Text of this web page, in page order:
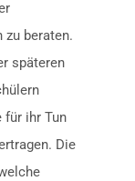
beraten.
späteren
für ihr Tun
Die